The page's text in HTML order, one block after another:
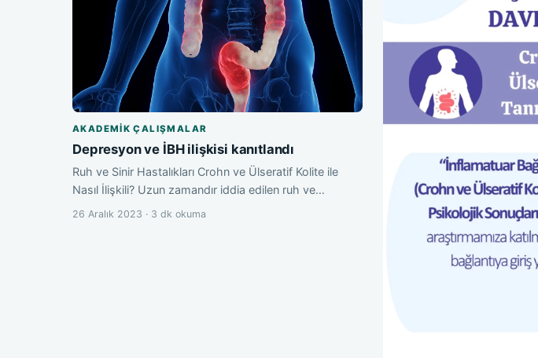
AKADEMIK ÇALIŞMALAR
Depresyon ve İBH ilişkisi kanıtlandı
Ruh ve Sinir Hastalıkları Crohn ve Ülseratif Kolite ile
Nasıl İlişkili? Uzun zamandır iddia edilen ruh ve…
26 Aralık 2023 · 3 dk okuma